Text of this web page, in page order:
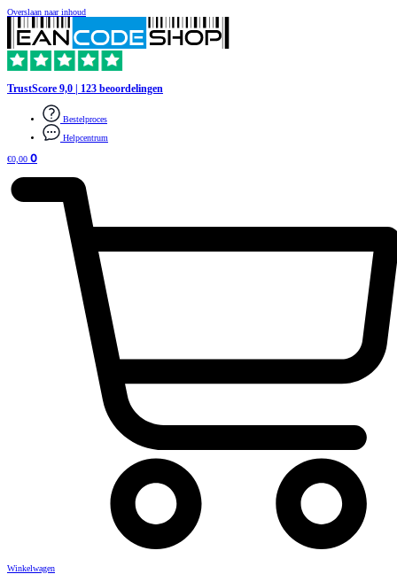
Overslaan naar inhoud
TrustScore 9,0 | 123 beoordelingen
Bestelproces
Helpcentrum
€0,00 0
Winkelwagen